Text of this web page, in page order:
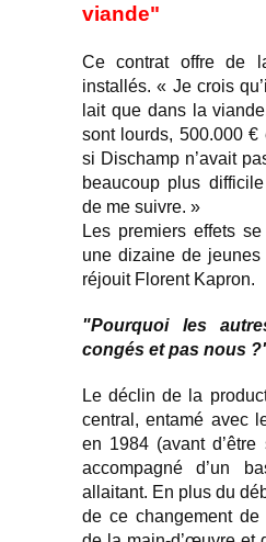
viande"
Ce contrat offre de
installés. « Je crois
lait que dans la
sont lourds, 500.000
si Dischamp n’avait
beaucoup plus
de me suivre. »
Les premiers effets
une dizaine de
réjouit Florent Kapron.
"Pourquoi les
congés et pas nous
Le déclin de la
central, entamé avec
en 1984 (avant d’être
accompagné d’un
allaitant. En plus du
de ce changement